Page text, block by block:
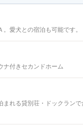
愛犬との宿泊も可能です。
ナ付きセカンドホーム
れる貸別荘・ドックランで